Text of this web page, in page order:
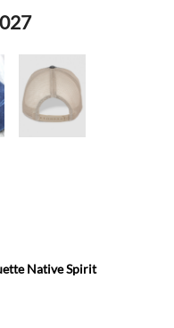
Native Spirit